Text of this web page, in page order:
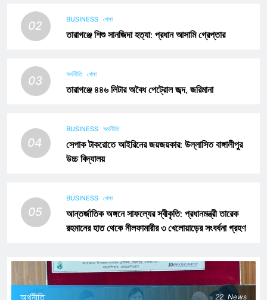
02 BUSINESS খেলা
তারাগঞ্জে শিশু সানজিদা হত্যা: প্রধান আসামি গ্রেপ্তার
03 অর্থনীতি খেলা
তারাগঞ্জে ৪৪৬ লিটার অবৈধ পেট্রোল জব্দ, জরিমানা
04
BUSINESS অর্থনীতি
সেপাক টাকরোতে আইরিনের জয়জয়কার: উল্লাসিত বাঙ্গালীপুর
উচ্চ বিদ্যালয়
05
BUSINESS খেলা
আন্তর্জাতিক অঙ্গনে সাফল্যের স্বীকৃতি: প্রধানমন্ত্রী তারেক
রহমানের হাত থেকে নীলফামারীর ৩ খেলোয়াড়ের সংবর্ধনা গ্রহণ
অর্থনীতি 22 News